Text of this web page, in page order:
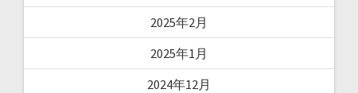
2025年2月
2025年1月
2024年12月